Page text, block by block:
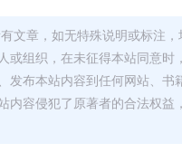
文章，如无特殊说明或标注
或组织，在未征得本站同意时
发布本站内容到任何网站、书
内容侵犯了原著者的合法权益